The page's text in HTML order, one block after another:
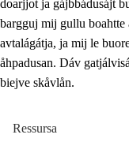
doarjjot ja gájbbádusájt
bargguj mij gullu
avtalágátja, ja mij le
åhpadusan. Dáv
biejve skåvlån.
Ressursa